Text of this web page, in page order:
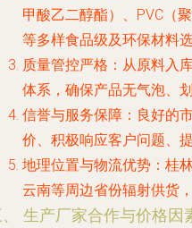
甲酸乙二醇酯）、PVC（
等多样食品级及环保材料
质量管控严格 ：从原料入
体系，确保产品无气泡、
信誉与服务保障 ：良好的
价、积极响应客户问题、
地理位置与物流优势 ：桂
云南等周边省份辐射供货
生产厂家合作与价格因